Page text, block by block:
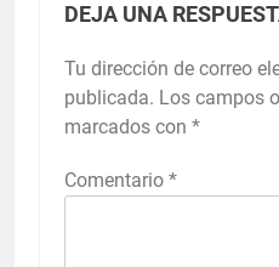
DEJA UNA
Tu dirección de correo
publicada. Los campos
marcados con *
Comentario *